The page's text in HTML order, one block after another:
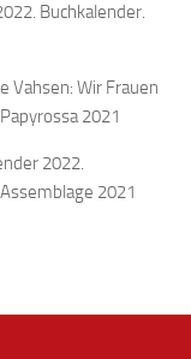
Buchkalender.
Vahsen: Wir Frauen
2021
2022.
2021